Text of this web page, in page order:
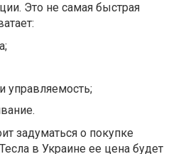
Это не самая быстрая
управляемость;
задуматься о покупке
в Украине ее цена будет